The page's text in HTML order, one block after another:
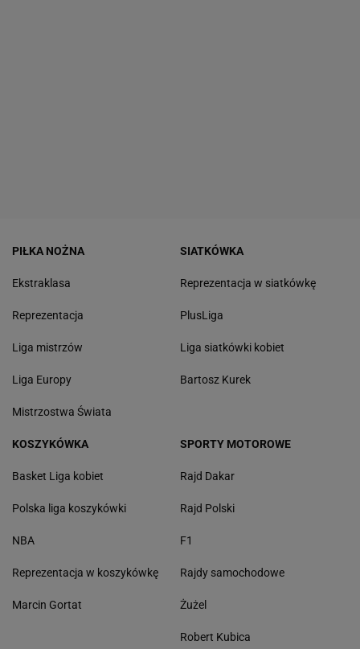
PIŁKA NOŻNA
Ekstraklasa
Reprezentacja
Liga mistrzów
Liga Europy
Mistrzostwa Świata
SIATKÓWKA
Reprezentacja w siatkówkę
PlusLiga
Liga siatkówki kobiet
Bartosz Kurek
KOSZYKÓWKA
Basket Liga kobiet
Polska liga koszykówki
NBA
Reprezentacja w koszykówkę
Marcin Gortat
SPORTY MOTOROWE
Rajd Dakar
Rajd Polski
F1
Rajdy samochodowe
Żużel
Robert Kubica